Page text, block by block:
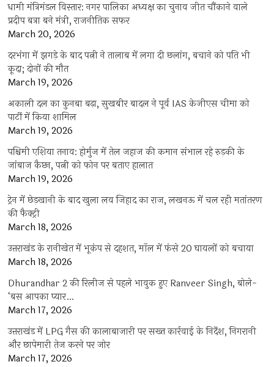
धामी मंत्रिमंडल विस्तार: नगर पालिका अध्यक्ष का चुनाव जीत चौंकाने वाले
प्रदीप बत्रा बने मंत्री, राजनीतिक सफर
March 20, 2026
दरभंगा में झगड़े के बाद पत्नी ने तालाब में लगा दी छलांग, बचाने को पति भी
कूदा; दोनों की मौत
March 19, 2026
अकाली दल का कुनबा बढ़ा, सुखबीर बादल ने पूर्व IAS केजीएस चीमा को
पार्टी में किया शामिल
March 19, 2026
पश्चिमी एशिया तनाव: होर्मुज में तेल जहाज की कमान संभाल रहे रुड़की के
जांबाज कैप्टन, पत्नी को फोन पर बताए हालात
March 19, 2026
ट्रेन में छेड़खानी के बाद खुला लव जिहाद का राज, लखनऊ में चल रही मतांतरण
की फैक्ट्री
March 18, 2026
उत्तराखंड के रानीखेत में भूकंप से दहशत, मॉल में फंसे 20 घायलों को बचाया
March 18, 2026
Dhurandhar 2 की रिलीज से पहले भावुक हुए Ranveer Singh, बोले-
‘बस आपका प्यार…
March 17, 2026
उत्तराखंड में LPG गैस की कालाबाजारी पर सख्त कार्रवाई के निर्देश, निगरानी
और छापेमारी तेज करने पर जोर
March 17, 2026